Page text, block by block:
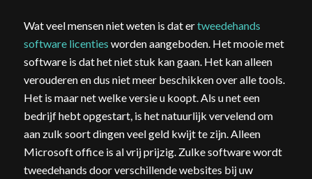
Wat veel mensen niet weten is dat ertweedehands
software licenties worden aangeboden. Het mooie met
software is dat het niet stuk kan gaan. Het kan alleen
verouderen en dus niet meer beschikken over alle tools.
Het is maar net welke versie u koopt. Als u net een
bedrijf hebt opgestart, is het natuurlijk vervelend om
aan zulk soort dingen veel geld kwijt te zijn. Alleen
Microsoft office is al vrij prijzig. Zulke software wordt
tweedehands door verschillende websites bij uw